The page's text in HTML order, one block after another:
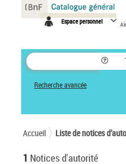
Espace personnel
Recherche avancée
Accueil Liste de notices
1 Notices d'autorité
Panneau de gestion des cookies